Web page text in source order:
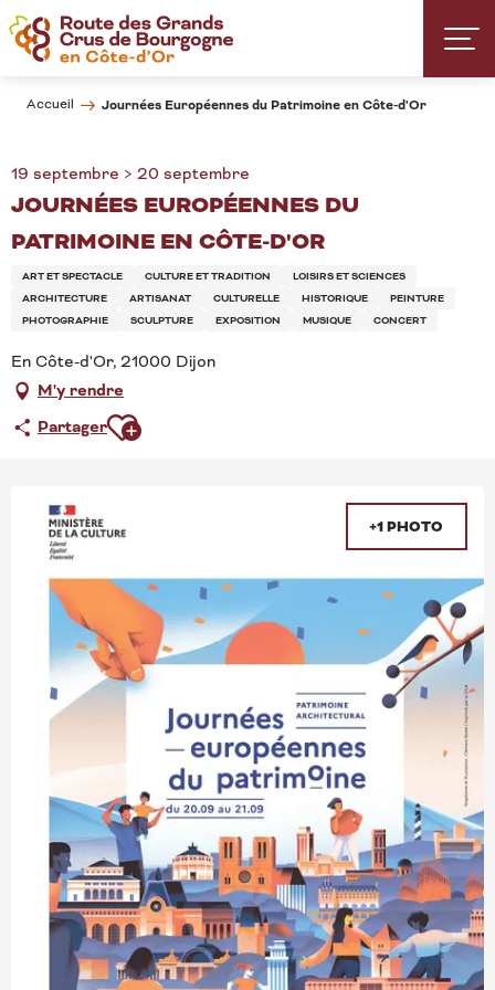
Aller
au
contenu
Accueil Journées Européennes du Patrimoine en Côte-d'Or
19 septembre > 20 septembre
JOURNÉES EUROPÉENNES DU
PATRIMOINE EN CÔTE-D'OR
ART ET SPECTACLE CULTURE ET TRADITION
LOISIRS ET SCIENCES
ARCHITECTURE
ARTISANAT CULTURELLE HISTORIQUE
PEINTURE
PHOTOGRAPHIE
SCULPTURE EXPOSITION MUSIQUE CONCERT
En Côte-d'Or, 21000 Dijon
M'y rendre
PartagerAjouter aux favoris
+1 PHOTO